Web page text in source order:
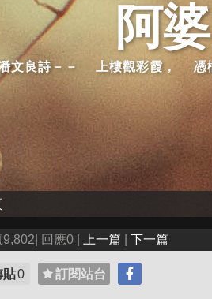
阿
文良詩－－ 上樓觀彩霞， 憑
回應0 | 上一篇 下一篇
貼0 訂閱站台